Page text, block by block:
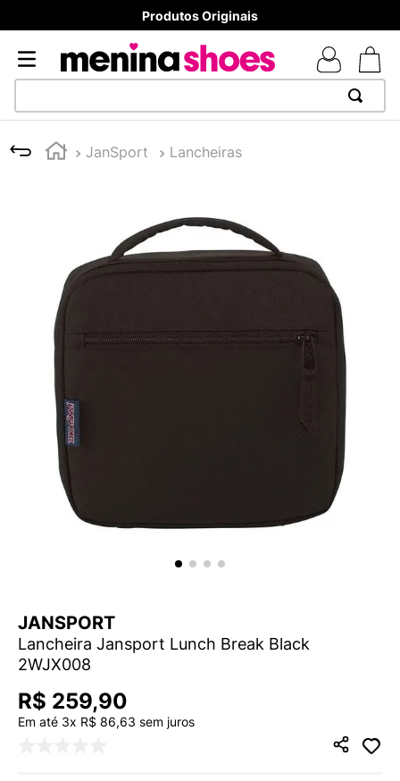
Produtos Originais
JanSport Lancheiras
JANSPORT
Lancheira Jansport Lunch Break Black
2WJX008
R$ 259,90
Em até 3x R$ 86,63 sem juros
1
TÊNIS NEWS BALANCE 530
MELISSAS MINI BABY
TÊNIS VEJA WHITE
ADIDAS
SAMBA
MELISSA SLIDE
NEW 530
VANS TÊNIS VANS ULTRARANGE